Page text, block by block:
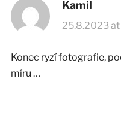
Kamil
25.8.2023 at
Konec ryzí fotografie,
míru …